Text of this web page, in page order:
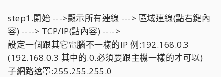
step1.開始 --->顯示所有連線 ---> 區域連線(點右鍵內
容) ----> TCP/IP(點內容) ---->
設定一個跟其它電腦不一樣的IP 例:192.168.0.3
(192.168.0.3 其中的.0.必須要跟主機一樣的才可以)
子網路遮罩:255.255.255.0